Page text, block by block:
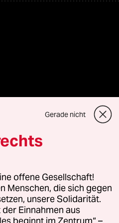
GmbH
Fragen oder für Genehmigungen
Kommune-Richtlinien
Gerade nicht
offene Gesellschaft!
Menschen, die sich gegen
unsere Solidarität.
Einnahmen aus